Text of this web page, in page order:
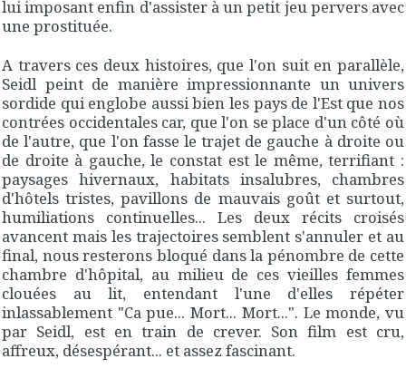
lui imposant enfin d'assister à un petit jeu pervers avec
une prostituée.
A travers ces deux histoires, que l'on suit en parallèle,
Seidl peint de manière impressionnante un univers
sordide qui englobe aussi bien les pays de l'Est que nos
contrées occidentales car, que l'on se place d'un côté où
de l'autre, que l'on fasse le trajet de gauche à droite ou
de droite à gauche, le constat est le même, terrifiant :
paysages hivernaux, habitats insalubres, chambres
d'hôtels tristes, pavillons de mauvais goût et surtout,
humiliations continuelles... Les deux récits croisés
avancent mais les trajectoires semblent s'annuler et au
final, nous resterons bloqué dans la pénombre de cette
chambre d'hôpital, au milieu de ces vieilles femmes
clouées au lit, entendant l'une d'elles répéter
inlassablement "Ca pue... Mort... Mort...". Le monde, vu
par Seidl, est en train de crever. Son film est cru,
affreux, désespérant... et assez fascinant.